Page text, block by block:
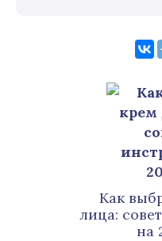
Как
лица:
на